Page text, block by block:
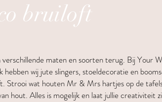
bruiloft
maten en soorten terug. Bij Your
wij jute slingers, stoeldecoratie en
Strooi wat houten Mr & Mrs hartjes op de
hout. Alles is mogelijk en laat jullie creativiteit